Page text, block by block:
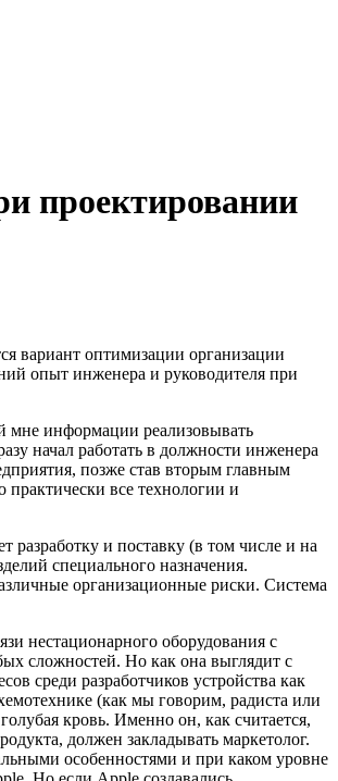
проектировании
вариант оптимизации организации
опыт инженера и руководителя при
мне информации реализовывать
начал работать в должности инженера
позже став вторым главным
все технологии и
и поставку (в том числе и на
специального назначения.
организационные риски. Система
нестационарного оборудования с
сложностей. Но как она выглядит с
среди разработчиков устройства как
(как мы говорим, радиста или
кровь. Именно он, как считается,
должен закладывать маркетолог.
особенностями и при каком уровне